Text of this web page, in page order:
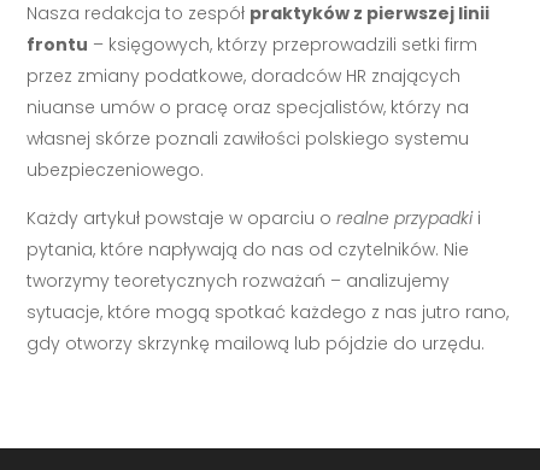
Nasza redakcja to zespół praktyków z pierwszej linii
frontu – księgowych, którzy przeprowadzili setki firm
przez zmiany podatkowe, doradców HR znających
niuanse umów o pracę oraz specjalistów, którzy na
własnej skórze poznali zawiłości polskiego systemu
ubezpieczeniowego.
Każdy artykuł powstaje w oparciu orealne przypadkii
pytania, które napływają do nas od czytelników. Nie
tworzymy teoretycznych rozważań – analizujemy
sytuacje, które mogą spotkać każdego z nas jutro rano,
gdy otworzy skrzynkę mailową lub pójdzie do urzędu.